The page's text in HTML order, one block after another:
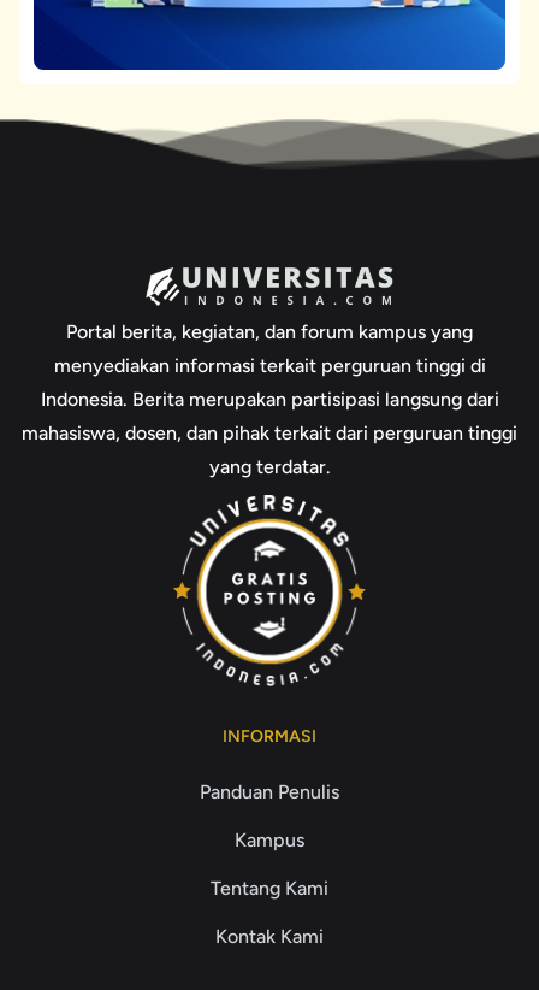
Portal berita, kegiatan, dan forum kampus yang
menyediakan informasi terkait perguruan tinggi di
Indonesia. Berita merupakan partisipasi langsung dari
mahasiswa, dosen, dan pihak terkait dari perguruan tinggi
yang terdatar.
INFORMASI
Panduan Penulis
Kampus
Tentang Kami
Kontak Kami